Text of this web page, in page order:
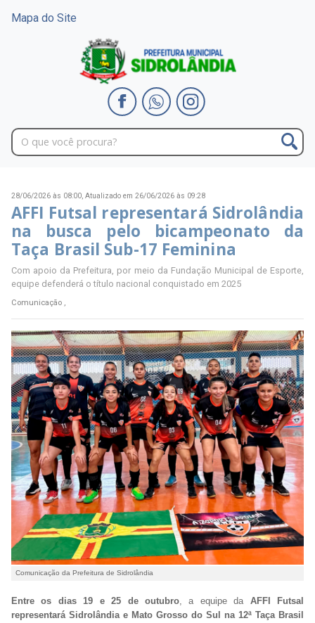
Mapa do Site
28/06/2026 às 08:00, Atualizado em 26/06/2026 às 09:28
AFFI Futsal representará Sidrolândia
na busca pelo bicampeonato da
Taça Brasil Sub-17 Feminina
Com apoio da Prefeitura, por meio da Fundação Municipal de Esporte,
equipe defenderá o título nacional conquistado em 2025
Comunicação ,
Comunicação da Prefeitura de Sidrolândia
Entre os dias 19 e 25 de outubro, a equipe da AFFI Futsal
representará Sidrolândia e Mato Grosso do Sul na 12ª Taça Brasil